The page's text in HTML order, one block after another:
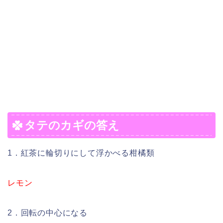
タテのカギの答え
1．紅茶に輪切りにして浮かべる柑橘類
レモン
2．回転の中心になる